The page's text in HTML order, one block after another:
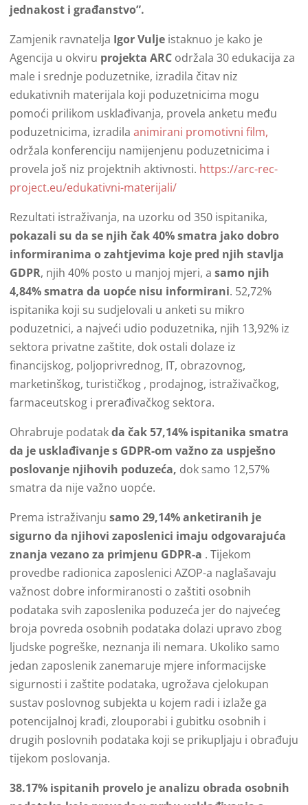
jednakost i građanstvo”.
Zamjenik ravnatelja Igor Vulje istaknuo je kako je
Agencija u okviru projekta ARC održala 30 edukacija za
male i srednje poduzetnike, izradila čitav niz
edukativnih materijala koji poduzetnicima mogu
pomoći prilikom usklađivanja, provela anketu među
poduzetnicima, izradila animirani promotivni film,
održala konferenciju namijenjenu poduzetnicima i
provela još niz projektnih aktivnosti. https://arc-rec-
project.eu/edukativni-materijali/
Rezultati istraživanja, na uzorku od 350 ispitanika,
pokazali su da se njih čak 40% smatra jako dobro
informiranima o zahtjevima koje pred njih stavlja
GDPR, njih 40% posto u manjoj mjeri, a samo njih
4,84% smatra da uopće nisu informirani. 52,72%
ispitanika koji su sudjelovali u anketi su mikro
poduzetnici, a najveći udio poduzetnika, njih 13,92% iz
sektora privatne zaštite, dok ostali dolaze iz
financijskog, poljoprivrednog, IT, obrazovnog,
marketinškog, turističkog , prodajnog, istraživačkog,
farmaceutskog i prerađivačkog sektora.
Ohrabruje podatakda čak 57,14% ispitanika smatra
da je usklađivanje s GDPR-om važno za uspješno
poslovanje njihovih poduzeća, dok samo 12,57%
smatra da nije važno uopće.
Prema istraživanju samo 29,14% anketiranih je
sigurno da njihovi zaposlenici imaju odgovarajuća
znanja vezano za primjenu GDPR-a . Tijekom
provedbe radionica zaposlenici AZOP-a naglašavaju
važnost dobre informiranosti o zaštiti osobnih
podataka svih zaposlenika poduzeća jer do najvećeg
broja povreda osobnih podataka dolazi upravo zbog
ljudske pogreške, neznanja ili nemara. Ukoliko samo
jedan zaposlenik zanemaruje mjere informacijske
sigurnosti i zaštite podataka, ugrožava cjelokupan
sustav poslovnog subjekta u kojem radi i izlaže ga
potencijalnoj krađi, zlouporabi i gubitku osobnih i
drugih poslovnih podataka koji se prikupljaju i obrađuju
tijekom poslovanja.
38.17% ispitanih provelo je analizu obrada osobnih